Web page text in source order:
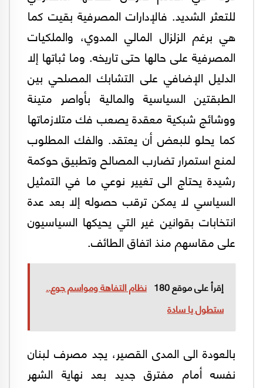
للتعثر الشديد. فالإدارات المصرفية بقيت كما
هي برغم الزلزال المالي المدوي، والملكيات
المصرفية على حالها حتى تاريخه. وما ثباتها إلا
الدليل الإضافي على التشابك المصلحي بين
الطبقتين السياسية والمالية بأواصر متينة
ووشائج شبكية معقدة يصعب فك متلازماتها
كما يحلو للبعض أن يعتقد. والفك المطلوب
لمنع استمرار تضارب المصالح وتطبيق حوكمة
رشيدة يحتاج الى تغيير نوعي ما في التمثيل
السياسي لا يمكن ترقب حصوله إلا بعد عدة
انتخابات بقوانين غير التي يحيكها السياسيون
على مقاسهم منذ اتفاق الطائف.
إقرأ على موقع 180
نظام التفاهة ومواسم جوع..
ستطول يا سادة
بالعودة الى المدى القصير، يجد مصرف لبنان
نفسه أمام مفترق جديد بعد نهاية الشهر